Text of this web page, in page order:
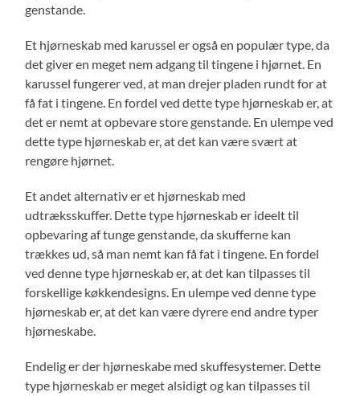
genstande.
Et hjørneskab med karussel er også en populær type, da
det giver en meget nem adgang til tingene i hjørnet. En
karussel fungerer ved, at man drejer pladen rundt for at
få fat i tingene. En fordel ved dette type hjørneskab er, at
det er nemt at opbevare store genstande. En ulempe ved
dette type hjørneskab er, at det kan være svært at
rengøre hjørnet.
Et andet alternativ er et hjørneskab med
udtræksskuffer. Dette type hjørneskab er ideelt til
opbevaring af tunge genstande, da skufferne kan
trækkes ud, så man nemt kan få fat i tingene. En fordel
ved denne type hjørneskab er, at det kan tilpasses til
forskellige køkkendesigns. En ulempe ved denne type
hjørneskab er, at det kan være dyrere end andre typer
hjørneskabe.
Endelig er der hjørneskabe med skuffesystemer. Dette
type hjørneskab er meget alsidigt og kan tilpasses til